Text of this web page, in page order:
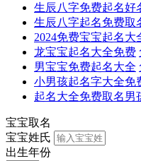
生辰八字免费起名好
生辰八字起名免费取
2024免费宝宝起名大
龙宝宝起名大全免费
男宝宝免费起名大全
小男孩起名字大全免
起名大全免费取名男
宝宝取名
宝宝姓氏
出生年份